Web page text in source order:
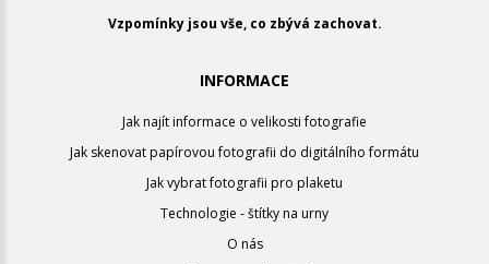
Vzpomínky jsou vše, co zbývá zachovat.
INFORMACE
Jak najít informace o velikosti fotografie
Jak skenovat papírovou fotografii do digitálního formátu
Jak vybrat fotografii pro plaketu
Technologie - štítky na urny
O nás